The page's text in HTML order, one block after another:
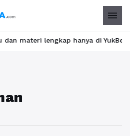
menu
lengkap hanya di